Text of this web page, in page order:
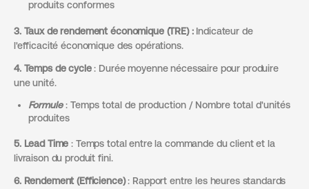
produits conformes
3. Taux de rendement économique (TRE) : Indicateur de
l'efficacité économique des opérations.
4. Temps de cycle: Durée moyenne nécessaire pour produire
une unité.
Formule: Temps total de production / Nombre total d'unités
produites
5. Lead Time : Temps total entre la commande du client et la
livraison du produit fini.
6. Rendement (Efficience): Rapport entre les heures standards